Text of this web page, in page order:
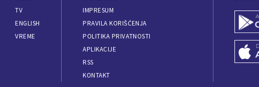
TV
ENGLISH
VREME
IMPRESUM
PRAVILA KORIŠĆENJA
POLITIKA PRIVATNOSTI
APLIKACIJE
RSS
KONTAKT